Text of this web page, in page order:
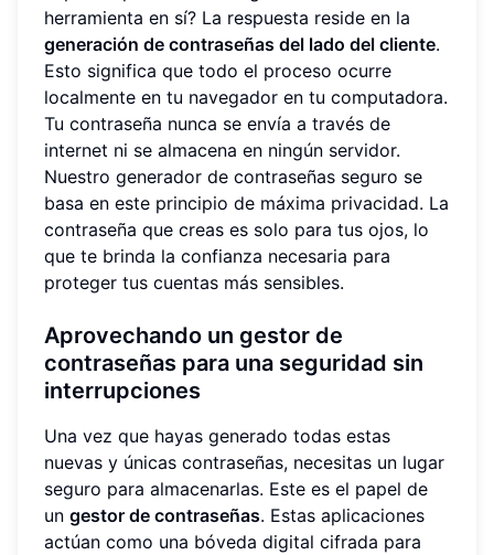
herramienta en sí? La respuesta reside en la
generación de contraseñas del lado del cliente.
Esto significa que todo el proceso ocurre
localmente en tu navegador en tu computadora.
Tu contraseña nunca se envía a través de
internet ni se almacena en ningún servidor.
Nuestro generador de contraseñas seguro se
basa en este principio de máxima privacidad. La
contraseña que creas es solo para tus ojos, lo
que te brinda la confianza necesaria para
proteger tus cuentas más sensibles.
Aprovechando un gestor de
contraseñas para una seguridad sin
interrupciones
Una vez que hayas generado todas estas
nuevas y únicas contraseñas, necesitas un lugar
seguro para almacenarlas. Este es el papel de
un gestor de contraseñas. Estas aplicaciones
actúan como una bóveda digital cifrada para